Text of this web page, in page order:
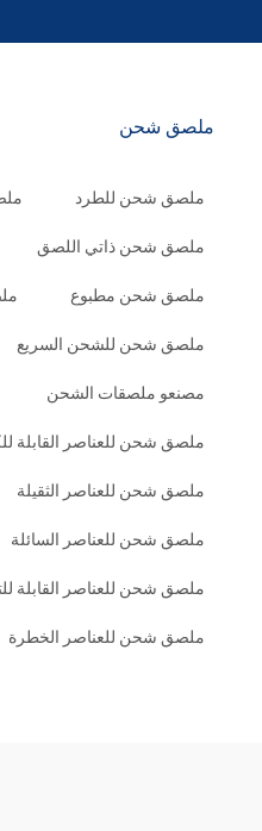
ملصق شحن
ملصق شحن للطرد
ملصق شحن ذاتي اللصق
ملصق شحن مطبوع
ملصق شحن للشحن السريع
مصنعو ملصقات الشحن
ملصق شحن للعناصر القابلة
ملصق شحن للعناصر الثقيلة
ملصق شحن للعناصر السائلة
ملصق شحن للعناصر القابلة
ملصق شحن للعناصر الخطرة